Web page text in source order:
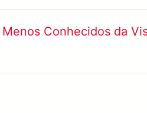
Conhecidos da